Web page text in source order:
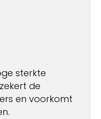
sterkte
de
en voorkomt